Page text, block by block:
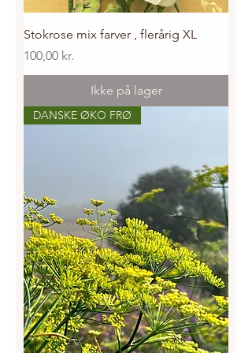
Stokrose mix farver , flerårig XL
Pris
100,00 kr.
Ikke på lager
DANSKE ØKO FRØ